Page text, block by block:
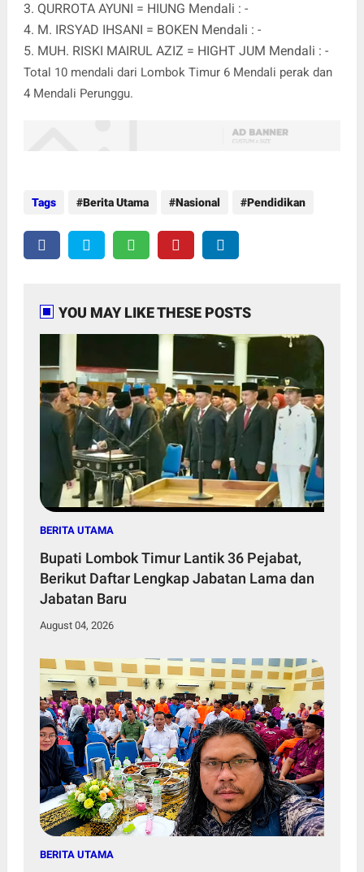
3. QURROTA AYUNI = HIUNG Mendali : -
4. M. IRSYAD IHSANI = BOKEN Mendali : -
5. MUH. RISKI MAIRUL AZIZ = HIGHT JUM Mendali : -
Total 10 mendali dari Lombok Timur 6 Mendali perak dan
4 Mendali Perunggu.
Tags Berita Utama Nasional Pendidikan
YOU MAY LIKE THESE POSTS
BERITA UTAMA
Bupati Lombok Timur Lantik 36 Pejabat,
Berikut Daftar Lengkap Jabatan Lama dan
Jabatan Baru
August 04, 2026
BERITA UTAMA